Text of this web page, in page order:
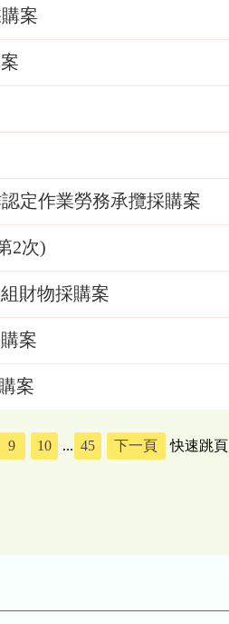
案
定作業勞務承攬採購案
2次)
財物採購案
案
案
9 10 ... 45 下一頁 快速跳頁